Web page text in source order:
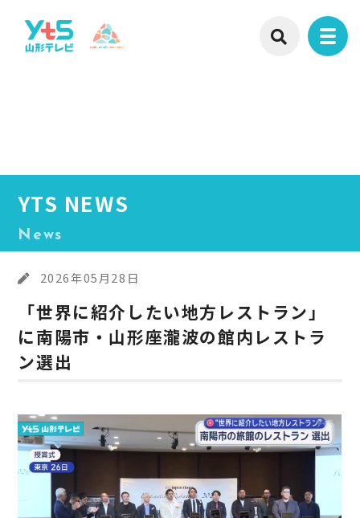
YTS NEWS
News
2026年05月28日
「世界に紹介したい地方レストラン」
に南陽市・山形座瀧波の館内レストラ
ン選出